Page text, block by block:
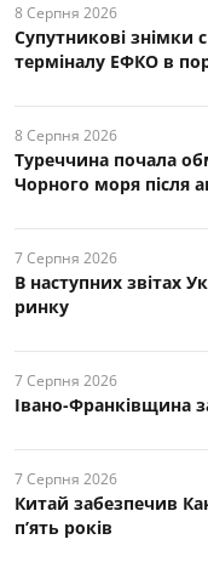
8 Серпня 2026
Супутникові знімки
терміналу ЕФКО в
8 Серпня 2026
Туреччина почала
Чорного моря після
7 Серпня 2026
В наступних звітах
ринку
7 Серпня 2026
Івано-Франківщина
7 Серпня 2026
Китай забезпечив
п’ять років